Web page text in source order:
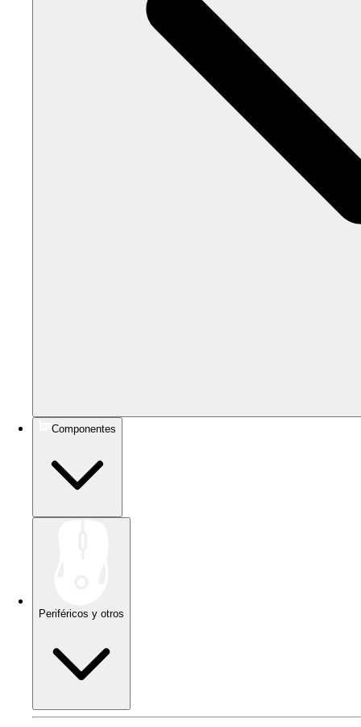
Componentes
Periféricos y otros